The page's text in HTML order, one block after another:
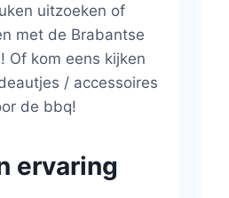
uitzoeken of
met de Brabantse
Of kom eens kijken
/ accessoires
de bbq!
ervaring